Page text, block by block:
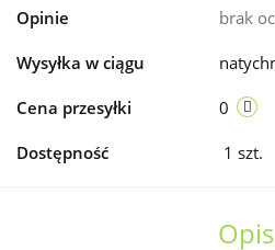
Opinie brak
Wysyłka w ciągu
Cena przesyłki 0
Dostępność 1 szt.
Opis